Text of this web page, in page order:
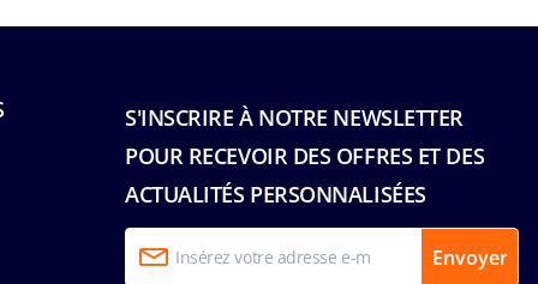
S'INSCRIRE À NOTRE NEWSLETTER
POUR RECEVOIR DES OFFRES ET DES
ACTUALITÉS PERSONNALISÉES
Envoyer